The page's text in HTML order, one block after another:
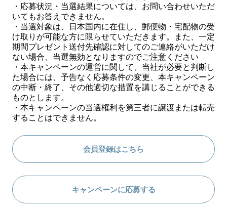
・応募状況・当選結果については、お問い合わせいただ
いてもお答えできません。
・当選対象は、日本国内に在住し、郵便物・宅配物の受
け取りが可能な方に限らせていただきます。また、一定
期間プレゼント送付先確認に対してのご連絡がいただけ
ない場合、当選無効となりますのでご注意ください
・本キャンペーンの運営に関して、当社が必要と判断し
た場合には、予告なく応募条件の変更、本キャンペーン
の中断・終了、その他適切な措置を講じることができる
ものとします。
・本キャンペーンの当選権利を第三者に譲渡または転売
することはできません。
会員登録はこちら
キャンペーンに応募する